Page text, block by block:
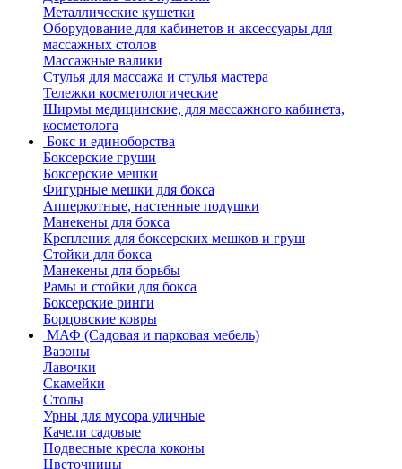
Металлические кушетки
Оборудование для кабинетов и аксессуары для
массажных столов
Массажные валики
Стулья для массажа и стулья мастера
Тележки косметологические
Ширмы медицинские, для массажного кабинета,
косметолога
Бокс и единоборства
Боксерские груши
Боксерские мешки
Фигурные мешки для бокса
Апперкотные, настенные подушки
Манекены для бокса
Крепления для боксерских мешков и груш
Стойки для бокса
Манекены для борьбы
Рамы и стойки для бокса
Боксерские ринги
Борцовские ковры
МАФ (Садовая и парковая мебель)
Вазоны
Лавочки
Скамейки
Столы
Урны для мусора уличные
Качели садовые
Подвесные кресла коконы
Цветочницы